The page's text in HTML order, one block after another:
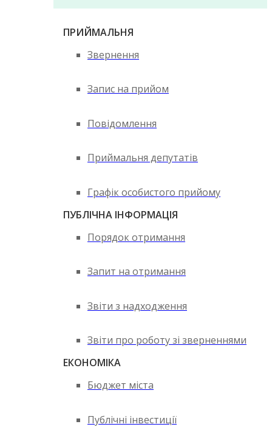
ПРИЙМАЛЬНЯ
Звернення
Запис на прийом
Повідомлення
Приймальня депутатів
Графік особистого прийому
ПУБЛІЧНА ІНФОРМАЦІЯ
Порядок отримання
Запит на отримання
Звіти з надходження
Звіти про роботу зі зверненнями
ЕКОНОМІКА
Бюджет міста
Публічні інвестиції